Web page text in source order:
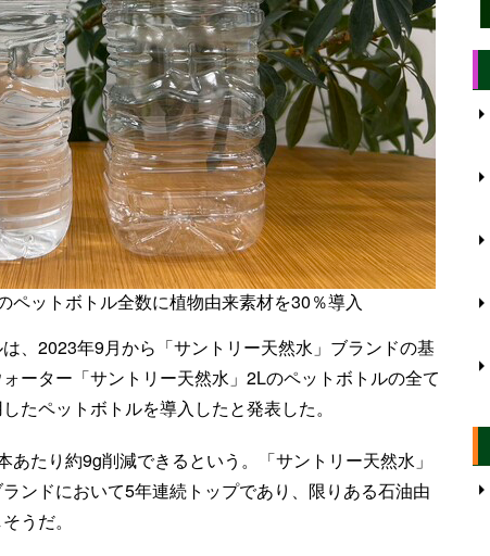
ペットボトル全数に植物由来素材を30％導入
、2023年9月から「サントリー天然水」ブランドの基
ーター「サントリー天然水」2Lのペットボトルの全て
たペットボトルを導入したと発表した。
たり約9g削減できるという。「サントリー天然水」
ンドにおいて5年連続トップであり、限りある石油由
うだ。